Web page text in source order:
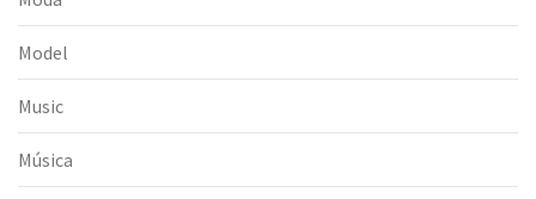
Model
Music
Música